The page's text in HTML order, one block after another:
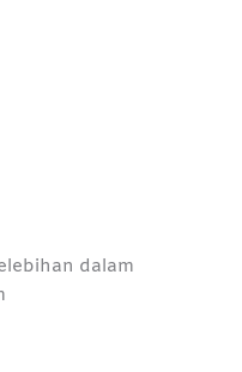
dalam